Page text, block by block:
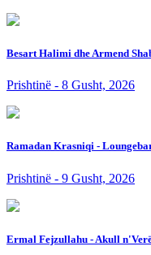
Besart Halimi dhe Armend
Prishtinë - 8 Gusht, 2026
Ramadan Krasniqi -
Prishtinë - 9 Gusht, 2026
Ermal Fejzullahu - Akull